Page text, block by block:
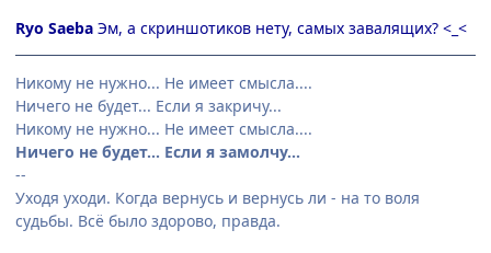
Ryo Saeba Эм, а скриншотиков нету, самых завалящих? <_<
Никому не нужно... Не имеет смысла....
Ничего не будет... Если я закричу...
Никому не нужно... Не имеет смысла....
Ничего не будет... Если я замолчу...
--
Уходя уходи. Когда вернусь и вернусь ли - на то воля
судьбы. Всё было здорово, правда.